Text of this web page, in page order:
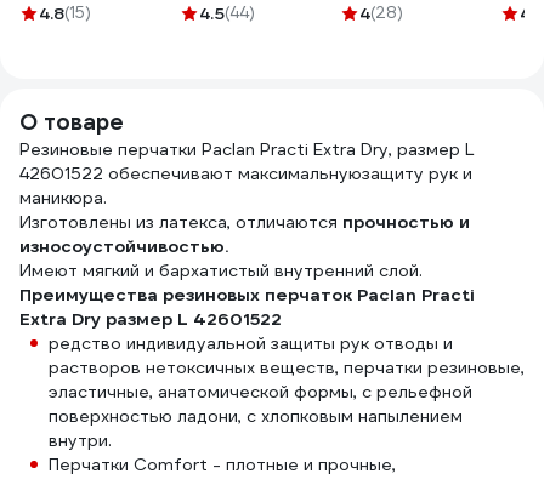
ржавчины и
МС3544
4.8(15)
спираль, вес 12 гр,
4.5(44)
полипропиленовый
4(28) 4.9
О товаре
Резиновые перчатки Paclan Practi Extra Dry, размер L
42601522 обеспечивают максимальнуюзащиту рук и
маникюра.
Изготовлены из латекса, отличаются прочностью и
износоустойчивостью.
Имеют мягкий и бархатистый внутренний слой.
Преимущества резиновых перчаток Paclan Practi
Extra Dry размер L 42601522
редство индивидуальной защиты рук отводы и
растворов нетоксичных веществ, перчатки резиновые,
эластичные, анатомической формы, с рельефной
поверхностью ладони, с хлопковым напылением
внутри.
Перчатки Comfort - плотные и прочные,